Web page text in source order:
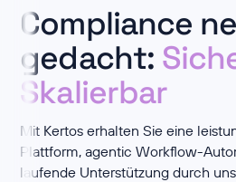
Compliance
gedacht:
Skalierbar
Mit Kertos erhalten Sie eine
Plattform, agentic Workflow-
laufende Unterstützung durch